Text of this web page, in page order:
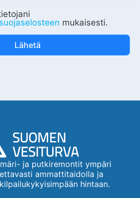
mukaisesti.
Lähetä
ja putkiremontit ympäri
ammattitaidolla ja
hintaan.